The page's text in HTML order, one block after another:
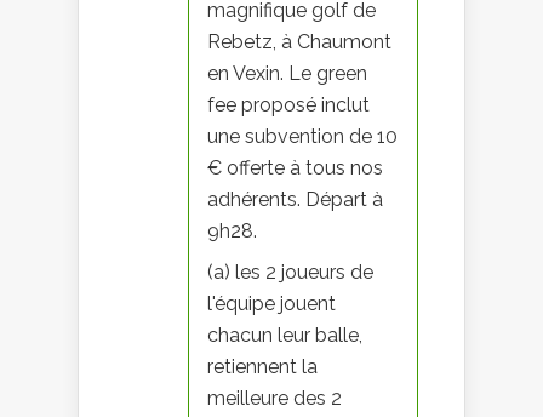
magnifique golf de
Rebetz, à Chaumont
en Vexin. Le green
fee proposé inclut
une subvention de 10
€ offerte à tous nos
adhérents. Départ à
9h28.
(a) les 2 joueurs de
l'équipe jouent
chacun leur balle,
retiennent la
meilleure des 2